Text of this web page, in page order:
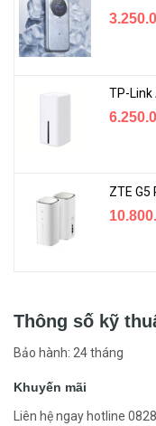
Thông số kỹ
Bảo hành: 24 tháng
Khuyến mãi
Liên hệ ngay hotline